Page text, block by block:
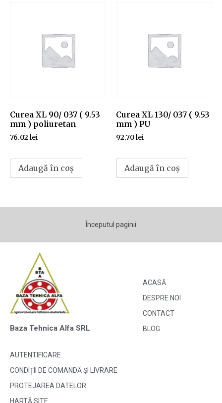
Curea XL 90/ 037 ( 9.53
mm ) poliuretan
76.02lei
Adaugă în coș
Curea XL 130/ 037 ( 9.53
mm ) PU
92.70lei
Adaugă în coș
Începutul paginii
Baza Tehnica Alfa SRL
ACASĂ
DESPRE NOI
CONTACT
BLOG
AUTENTIFICARE
CONDIȚII DE COMANDĂ ȘI LIVRARE
PROTEJAREA DATELOR
HARTĂ SITE